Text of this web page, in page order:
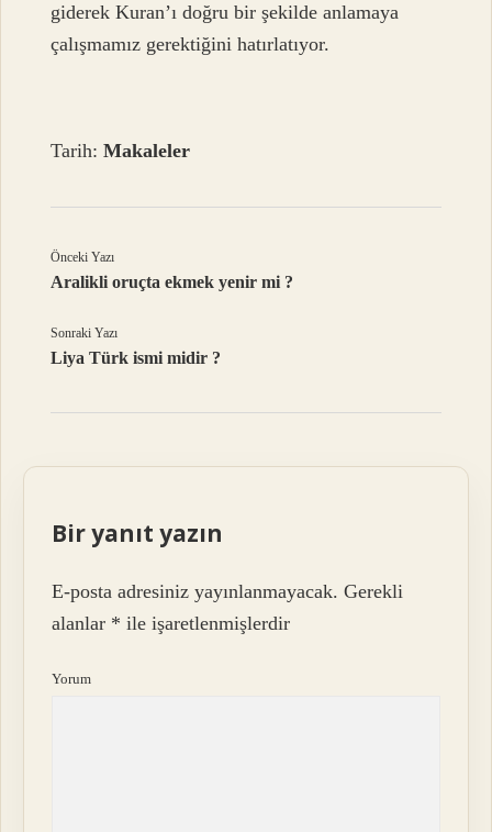
giderek Kuran’ı doğru bir şekilde anlamaya
çalışmamız gerektiğini hatırlatıyor.
Tarih:Makaleler
Önceki Yazı
Aralikli oruçta ekmek yenir mi ?
Sonraki Yazı
Liya Türk ismi midir ?
Bir yanıt yazın
E-posta adresiniz yayınlanmayacak. Gerekli
alanlar * ile işaretlenmişlerdir
Yorum